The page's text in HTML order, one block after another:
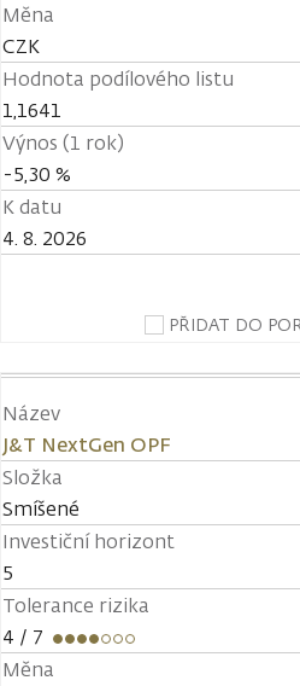
Měna
CZK
Hodnota podílového listu
1,1641
Výnos (1 rok)
-5,30 %
K datu
4. 8. 2026
PŘIDAT DO
Název
J&T NextGen OPF
Složka
Smíšené
Investiční horizont
5
Tolerance rizika
4 / 7
Měna